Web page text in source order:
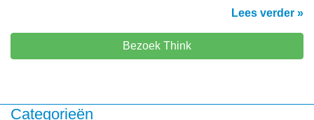
Categorieën
Lees verder »
Bezoek Think